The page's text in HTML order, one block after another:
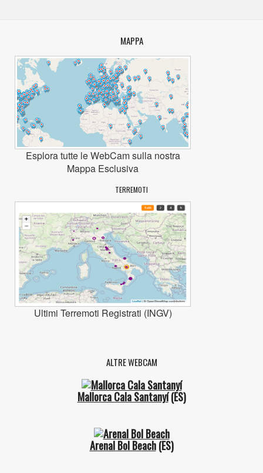
MAPPA
Esplora tutte le WebCam sulla nostra
Mappa Esclusiva
TERREMOTI
Ultimi Terremoti Registrati (INGV)
ALTRE WEBCAM
Mallorca Cala Santanyí(ES)
Arenal Bol Beach(ES)